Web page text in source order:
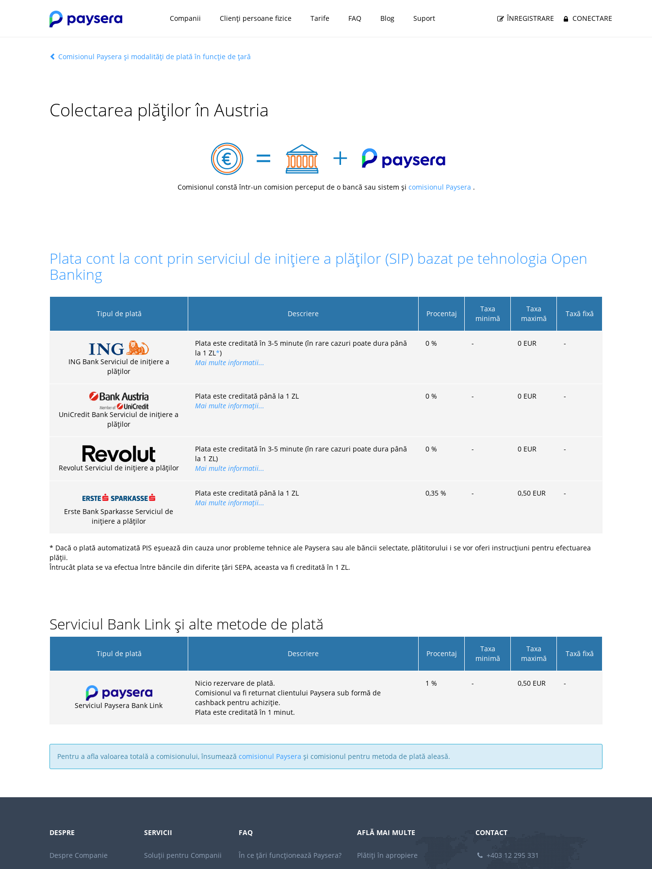
Companii Clienți persoane fizice Tarife FAQ Blog Suport ÎNREGISTRARE CONECTARE
Comisionul Paysera și modalități de plată în funcție de țară
Colectarea plăților în Austria
Comisionul constă într-un comision perceput de o bancă sau sistem și comisionul Paysera .
Plata cont la cont prin serviciul de inițiere a plăților (SIP) bazat pe tehnologia Open
Banking
Tipul de plată Descriere Procentaj
Taxa
minimă
Taxa
maximă
Taxă fixă
ING Bank Serviciul de inițiere a
plăților
Plata este creditată în 3-5 minute (în rare cazuri poate dura până
la 1 ZL*)
Mai multe informatii...
0 % - 0 EUR -
UniCredit Bank Serviciul de inițiere a
plăților
Plata este creditată până la 1 ZL
Mai multe informații...
0 % - 0 EUR -
Revolut Serviciul de inițiere a plăților
Plata este creditată în 3-5 minute (în rare cazuri poate dura până
la 1 ZL)
Mai multe informatii...
0 % - 0 EUR -
Erste Bank Sparkasse Serviciul de
inițiere a plăților
Plata este creditată până la 1 ZL
Mai multe informații...
0,35 % - 0,50 EUR -
* Dacă o plată automatizată PIS eșuează din cauza unor probleme tehnice ale Paysera sau ale băncii selectate, plătitorului i se vor oferi instrucțiuni pentru efectuarea
plății.
Întrucât plata se va efectua între băncile din diferite țări SEPA, aceasta va fi creditată în 1 ZL.
Serviciul Bank Link și alte metode de plată
Tipul de plată Descriere Procentaj
Taxa
minimă
Taxa
maximă
Taxă fixă
Serviciul Paysera Bank Link
Nicio rezervare de plată.
Comisionul va fi returnat clientului Paysera sub formă de
cashback pentru achiziție.
Plata este creditată în 1 minut.
1 % - 0,50 EUR -
Pentru a afla valoarea totală a comisionului, însumează comisionul Paysera și comisionul pentru metoda de plată aleasă.
DESPRE
Despre Companie
SERVICII
Soluții pentru Companii
FAQ
În ce țări funcționează Paysera?
AFLĂ MAI MULTE
Plătiți în apropiere
CONTACT
+403 12 295 331